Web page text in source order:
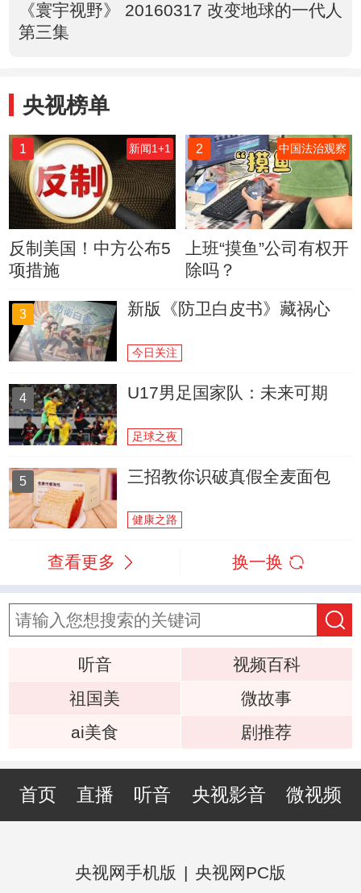
《寰宇视野》 20160317 改变地球的一代人
第三集
央视榜单
1 新闻1+1
反制美国！中方公布5
项措施
2 中国法治观察
上班“摸鱼”公司有权开
除吗？
3 新版《防卫白皮书》藏祸心
今日关注
4 U17男足国家队：未来可期
足球之夜
5 三招教你识破真假全麦面包
健康之路
查看更多 换一换
听音
视频百科
祖国美
微故事
ai美食
剧推荐
首页 直播 听音 央视影音 微视频
央视网手机版 | 央视网PC版